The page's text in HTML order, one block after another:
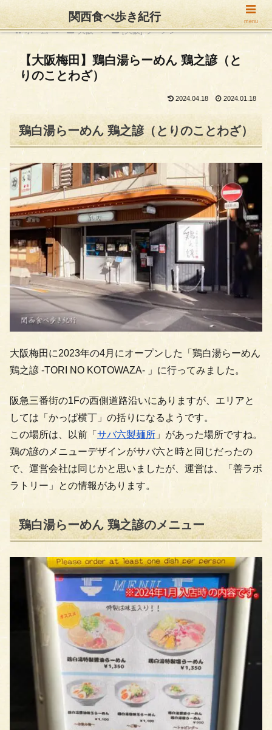
ホーム 大阪 [大阪] ラーメン
【大阪梅田】鶏白湯らーめん 鶏之諺（と
りのことわざ）
2024.04.18 2024.01.18
鶏白湯らーめん 鶏之諺（とりのことわざ）
大阪梅田に2023年の4月にオープンした「鶏白湯らーめん
鶏之諺 -TORI NO KOTOWAZA- 」に行ってみました。
阪急三番街の1Fの西側道路沿いにありますが、エリアと
しては「かっぱ横丁」の括りになるようです。
この場所は、以前「 サバ六製麺所 」があった場所ですね。
鶏の諺のメニューデザインがサバ六と時と同じだったの
で、運営会社は同じかと思いましたが、運営は、「善ラボ
ラトリー」との情報があります。
鶏白湯らーめん 鶏之諺のメニュー
関西食べ歩き紀行 menu